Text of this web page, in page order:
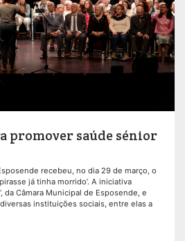
promover saúde sénior
recebeu, no dia 29 de março, o
já tinha morrido’. A iniciativa
da Câmara Municipal de Esposende, e
instituições sociais, entre elas a